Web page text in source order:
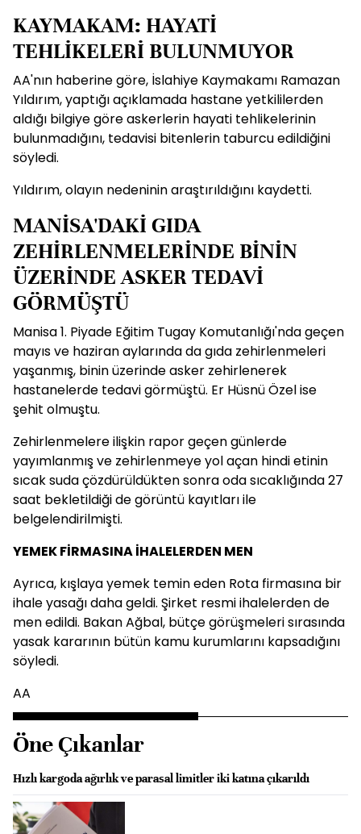
KAYMAKAM: HAYATİ
TEHLİKELERİ BULUNMUYOR
AA'nın haberine göre, İslahiye Kaymakamı Ramazan
Yıldırım, yaptığı açıklamada hastane yetkililerden
aldığı bilgiye göre askerlerin hayati tehlikelerinin
bulunmadığını, tedavisi bitenlerin taburcu edildiğini
söyledi.
Yıldırım, olayın nedeninin araştırıldığını kaydetti.
MANİSA'DAKİ GIDA
ZEHİRLENMELERİNDE BİNİN
ÜZERİNDE ASKER TEDAVİ
GÖRMÜŞTÜ
Manisa 1. Piyade Eğitim Tugay Komutanlığı'nda geçen
mayıs ve haziran aylarında da gıda zehirlenmeleri
yaşanmış, binin üzerinde asker zehirlenerek
hastanelerde tedavi görmüştü. Er Hüsnü Özel ise
şehit olmuştu.
Zehirlenmelere ilişkin rapor geçen günlerde
yayımlanmış ve zehirlenmeye yol açan hindi etinin
sıcak suda çözdürüldükten sonra oda sıcaklığında 27
saat bekletildiği de görüntü kayıtları ile
belgelendirilmişti.
YEMEK FİRMASINA İHALELERDEN MEN
Ayrıca, kışlaya yemek temin eden Rota firmasına bir
ihale yasağı daha geldi. Şirket resmi ihalelerden de
men edildi. Bakan Ağbal, bütçe görüşmeleri sırasında
yasak kararının bütün kamu kurumlarını kapsadığını
söyledi.
AA
Öne Çıkanlar
Hızlı kargoda ağırlık ve parasal limitler iki katına çıkarıldı